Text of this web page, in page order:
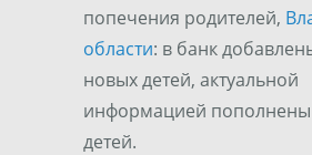
попечения родителей,
области: в банк
новых детей, актуальной
информацией пополнены
детей.